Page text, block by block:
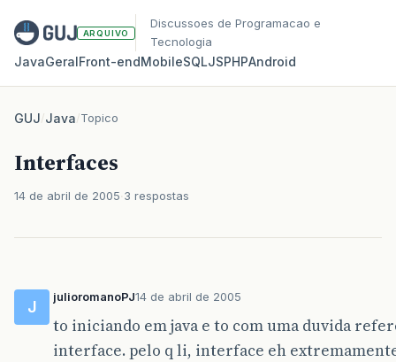
ARQUIVO
Discussoes de Programacao e
Tecnologia
JavaGeralFront‑endMobileSQLJSPHPAndroid
GUJ/Java/Topico
Interfaces
14 de abril de 2005 3 respostas
J
julioromanoPJ14 de abril de 2005
to iniciando em java e to com uma duvida
interface. pelo q li, interface eh